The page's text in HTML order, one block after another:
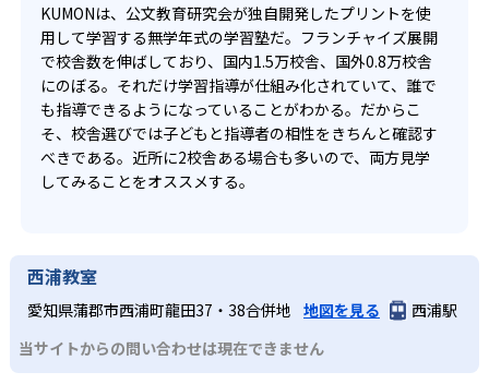
KUMONは、公文教育研究会が独自開発したプリントを使
用して学習する無学年式の学習塾だ。フランチャイズ展開
で校舎数を伸ばしており、国内1.5万校舎、国外0.8万校舎
にのぼる。それだけ学習指導が仕組み化されていて、誰で
も指導できるようになっていることがわかる。だからこ
そ、校舎選びでは子どもと指導者の相性をきちんと確認す
べきである。近所に2校舎ある場合も多いので、両方見学
してみることをオススメする。
西浦教室
愛知県蒲郡市西浦町龍田37・38合併地 地図を見る
西浦駅
当サイトからの問い合わせは現在できません